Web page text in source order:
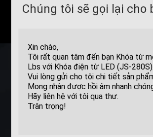
Chúng tôi sẽ gọi lại cho